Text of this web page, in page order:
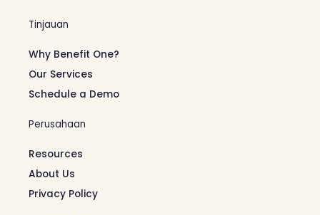
Tinjauan
Why Benefit One?
Our Services
Schedule a Demo
Perusahaan
Resources
About Us
Privacy Policy